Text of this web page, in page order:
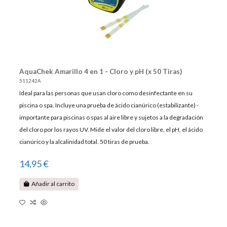
AquaChek Amarillo 4 en 1 - Cloro y pH (x 50 Tiras)
511242A
Ideal para las personas que usan cloro como desinfectante en su
piscina o spa. Incluye una prueba de ácido cianúrico (estabilizante) -
importante para piscinas o spas al aire libre y sujetos a la degradación
del cloro por los rayos UV. Mide el valor del cloro libre, el pH, el ácido
cianúrico y la alcalinidad total. 50 tiras de prueba.
14,95 €
Añadir al carrito